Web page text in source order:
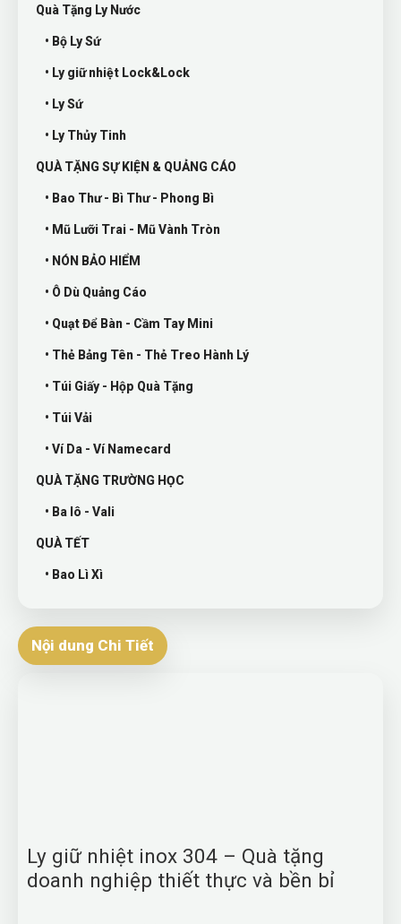
Quà Tặng Ly Nước
• Bộ Ly Sứ
• Ly giữ nhiệt Lock&Lock
• Ly Sứ
• Ly Thủy Tinh
QUÀ TẶNG SỰ KIỆN & QUẢNG CÁO
• Bao Thư - Bì Thư - Phong Bì
• Mũ Lưỡi Trai - Mũ Vành Tròn
• NÓN BẢO HIỂM
• Ô Dù Quảng Cáo
• Quạt Để Bàn - Cầm Tay Mini
• Thẻ Bảng Tên - Thẻ Treo Hành Lý
• Túi Giấy - Hộp Quà Tặng
• Túi Vải
• Ví Da - Ví Namecard
QUÀ TẶNG TRƯỜNG HỌC
• Ba lô - Vali
QUÀ TẾT
• Bao Lì Xì
Nội dung Chi Tiết
Ly giữ nhiệt inox 304 – Quà tặng
doanh nghiệp thiết thực và bền bỉ